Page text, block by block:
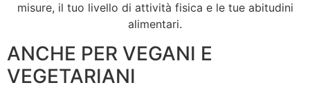
misure, il tuo livello di attività fisica e le tue abitudini
alimentari.
ANCHE PER VEGANI E
VEGETARIANI